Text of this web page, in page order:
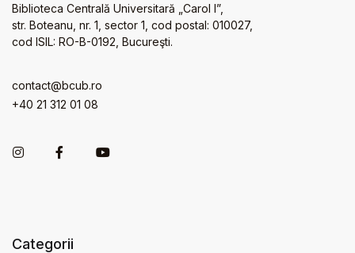
Biblioteca Centrală Universitară „Carol I”,
str. Boteanu, nr. 1, sector 1, cod postal: 010027,
cod ISIL: RO-B-0192, Bucureşti.
contact@bcub.ro
+40 21 312 01 08
Categorii